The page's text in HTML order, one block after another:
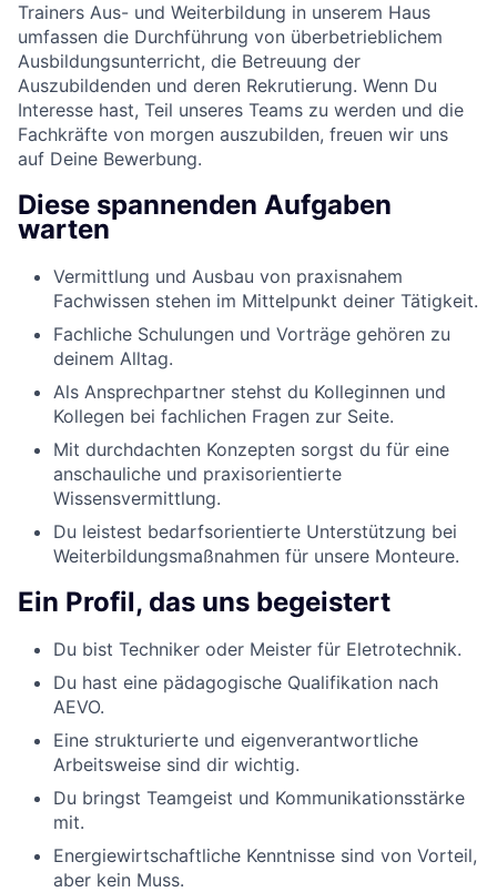
Trainers Aus- und Weiterbildung in unserem Haus
umfassen die Durchführung von überbetrieblichem
Ausbildungsunterricht, die Betreuung der
Auszubildenden und deren Rekrutierung. Wenn Du
Interesse hast, Teil unseres Teams zu werden und die
Fachkräfte von morgen auszubilden, freuen wir uns
auf Deine Bewerbung.
Diese spannenden Aufgaben
warten
Vermittlung und Ausbau von praxisnahem
Fachwissen stehen im Mittelpunkt deiner Tätigkeit.
Fachliche Schulungen und Vorträge gehören zu
deinem Alltag.
Als Ansprechpartner stehst du Kolleginnen und
Kollegen bei fachlichen Fragen zur Seite.
Mit durchdachten Konzepten sorgst du für eine
anschauliche und praxisorientierte
Wissensvermittlung.
Du leistest bedarfsorientierte Unterstützung bei
Weiterbildungsmaßnahmen für unsere Monteure.
Ein Profil, das uns begeistert
Du bist Techniker oder Meister für Eletrotechnik.
Du hast eine pädagogische Qualifikation nach
AEVO.
Eine strukturierte und eigenverantwortliche
Arbeitsweise sind dir wichtig.
Du bringst Teamgeist und Kommunikationsstärke
mit.
Energiewirtschaftliche Kenntnisse sind von Vorteil,
aber kein Muss.